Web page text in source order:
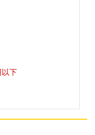
以下